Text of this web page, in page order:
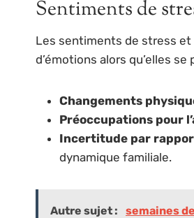
Sentiments de
Les sentiments de stress et
d’émotions alors qu’elles
Changements
Préoccupations pour
Incertitude par
dynamique familiale.
Autre sujet : semaines